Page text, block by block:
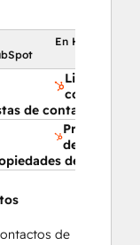
En HubSpot
Listas de
contactos
de contactos
Propiedades
de contacto
de contacto
de